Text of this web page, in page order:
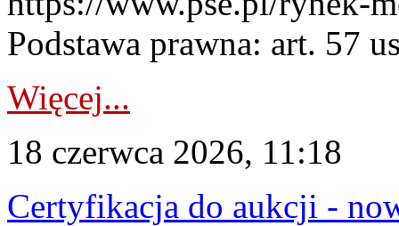
Podstawa prawna: art. 57
Więcej...
18 czerwca 2026, 11:18
Certyfikacja do aukcji -